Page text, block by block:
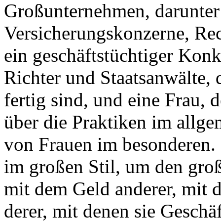
Großunternehmen,
Versicherungskonzerne,
ein geschäftstüchtiger
Richter und
fertig sind, und eine Frau,
über die Praktiken im
von Frauen im
im großen Stil, um den
mit dem Geld anderer, mit
derer, mit denen sie